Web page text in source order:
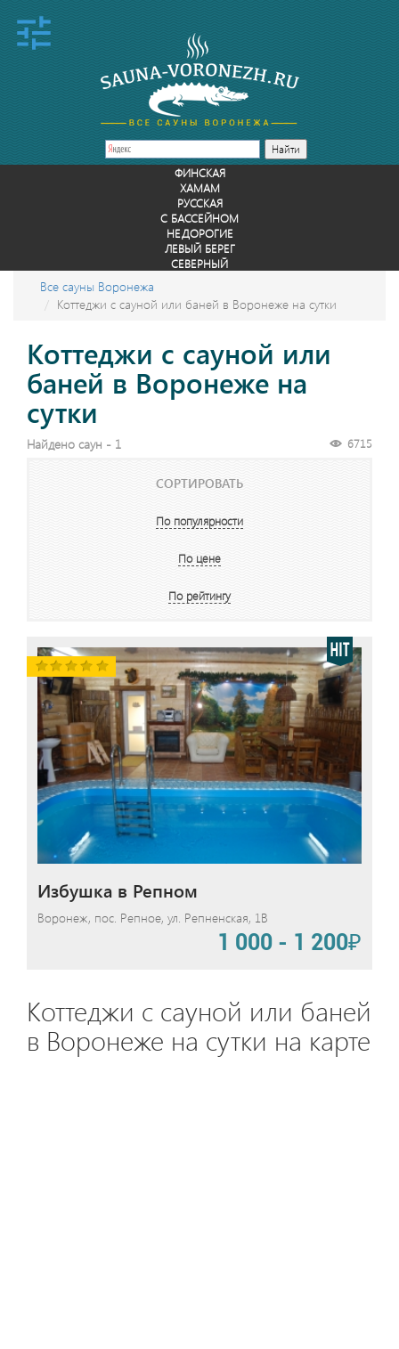
ФИНСКАЯ
ХАМАМ
РУССКАЯ
С БАССЕЙНОМ
НЕДОРОГИЕ
ЛЕВЫЙ БЕРЕГ
СЕВЕРНЫЙ
Все сауны Воронежа
Коттеджи с сауной или баней в Воронеже на сутки
Коттеджи с сауной или
баней в Воронеже на
сутки
Найдено саун - 1 6715
СОРТИРОВАТЬ
По популярности
По цене
По рейтингу
Избушка в Репном
Воронеж, пос. Репное, ул. Репненская, 1В
1 000 - 1 200₽
Коттеджи с сауной или баней
в Воронеже на сутки на карте